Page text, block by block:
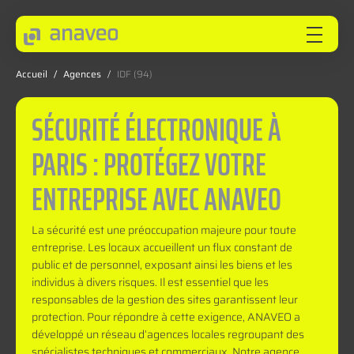
ANAVEO
EXPERTISES
SECTEURS
INNOVEO
NOS INNOVATIONS
Accueil / Agences / IDF (94)
SÉCURITÉ ÉLECTRONIQUE À
PARIS : PROTÉGEZ VOTRE
ENTREPRISE AVEC ANAVEO
La sécurité est une préoccupation majeure pour toute
entreprise. Les locaux accueillent un flux constant de
public et de personnel, exposant ainsi les biens et les
individus à divers risques. Il est essentiel que les
responsables de la gestion des sites garantissent leur
protection. Pour répondre à cette exigence, ANAVEO a
développé un réseau d’agences locales regroupant des